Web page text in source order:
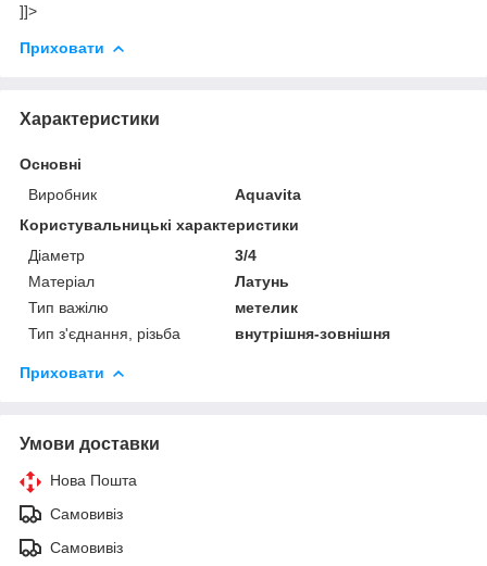
]]>
Приховати
Характеристики
Основні
Виробник
Aquavita
Користувальницькі характеристики
Діаметр
3/4
Матеріал
Латунь
Тип важілю
метелик
Тип з'єднання, різьба
внутрішня-зовнішня
Приховати
Умови доставки
Нова Пошта
Самовивіз
Самовивіз